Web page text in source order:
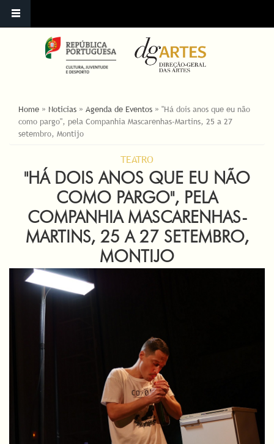
ESTÁ AQUI
Home » Noticias » Agenda de Eventos » "Há dois anos que eu não
como pargo", pela Companhia Mascarenhas-Martins, 25 a 27
setembro, Montijo
TEATRO
"HÁ DOIS ANOS QUE EU NÃO
COMO PARGO", PELA
COMPANHIA MASCARENHAS-
MARTINS, 25 A 27 SETEMBRO,
MONTIJO